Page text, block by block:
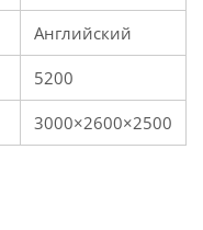
Английский
5200
3000×2600×2500